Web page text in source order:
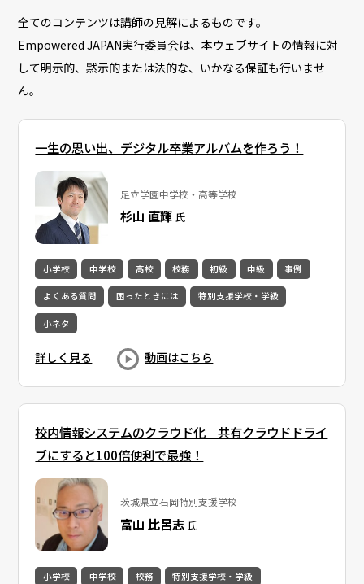
全てのコンテンツは講師の見解によるものです。
Empowered JAPAN実行委員会は、本ウェブサイトの情報に対
して明示的、黙示的または法的な、いかなる保証も行いませ
ん。
一生の思い出、デジタル卒業アルバムを作ろう！
足立学園中学校・高等学校
杉山 直輝 氏
小学校 中学校 高校 校務 初級 中級 事例
よくある質問 困ったときには 特別支援学校・学級
小ネタ
詳しく見る 動画はこちら
校内情報システムのクラウド化 共有クラウドドライ
ブにすると100倍便利で最強！
茨城県立石岡特別支援学校
富山 比呂志 氏
小学校 中学校 校務 特別支援学校・学級